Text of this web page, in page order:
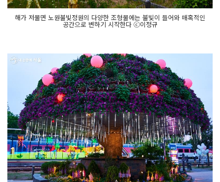
해가 저물면 노원불빛정원의 다양한 조형물에는 불빛이 들어와 매혹적인
공간으로 변하기 시작한다 ⓒ이정규